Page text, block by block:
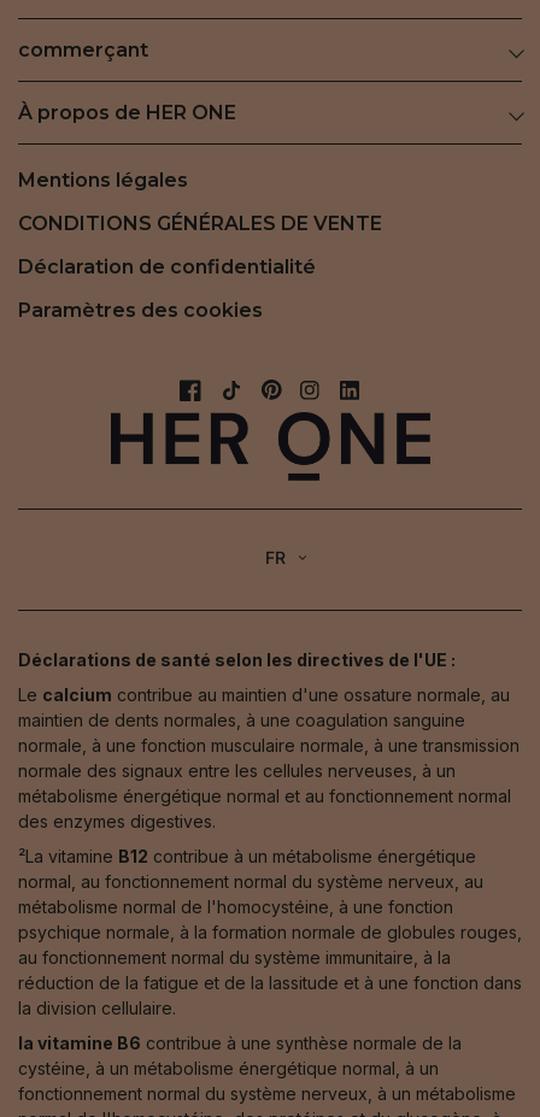
commerçant
À propos de HER ONE
Mentions légales
CONDITIONS GÉNÉRALES DE VENTE
Déclaration de confidentialité
Paramètres des cookies
FR
Déclarations de santé selon les directives de l'UE :
Le calcium contribue au maintien d'une ossature normale, au
maintien de dents normales, à une coagulation sanguine
normale, à une fonction musculaire normale, à une transmission
normale des signaux entre les cellules nerveuses, à un
métabolisme énergétique normal et au fonctionnement normal
des enzymes digestives.
²La vitamine B12 contribue à un métabolisme énergétique
normal, au fonctionnement normal du système nerveux, au
métabolisme normal de l'homocystéine, à une fonction
psychique normale, à la formation normale de globules rouges,
au fonctionnement normal du système immunitaire, à la
réduction de la fatigue et de la lassitude et à une fonction dans
la division cellulaire.
la vitamine B6 contribue à une synthèse normale de la
cystéine, à un métabolisme énergétique normal, à un
fonctionnement normal du système nerveux, à un métabolisme